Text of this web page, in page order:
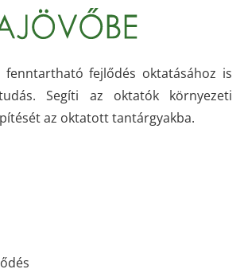
fenntartható fejlődés oktatásához is
Segíti az oktatók környezeti
az oktatott tantárgyakba.